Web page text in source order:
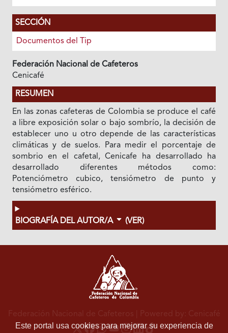
SECCIÓN
Documentos del Tip
Federación Nacional de Cafeteros
Cenicafé
RESUMEN
En las zonas cafeteras de Colombia se produce el café
a libre exposición solar o bajo sombrío, la decisión de
establecer uno u otro depende de las características
climáticas y de suelos. Para medir el porcentaje de
sombrio en el cafetal, Cenicafe ha desarrollado ha
desarrollado diferentes métodos como:
Potenciómetro cubico, tensiómetro de punto y
tensiómetro esférico.
BIOGRAFÍA DEL AUTOR/A (VER)
Este portal usa cookies para mejorar su experiencia de
Federación Nacional de Cafeteros | Powered by: Cenicafé